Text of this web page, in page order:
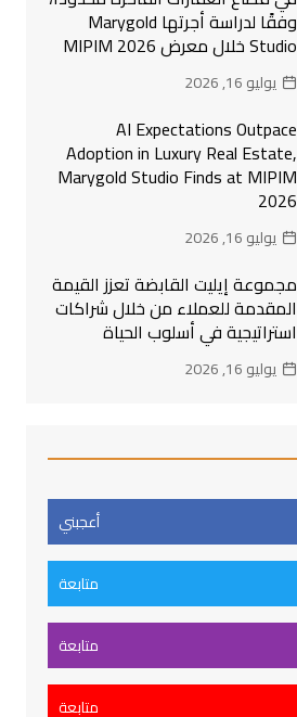
وفقًا لدراسة أجرتها Marygold
Studio خلال معرض MIPIM 2026
يوليو 16, 2026
AI Expectations Outpace
Adoption in Luxury Real Estate,
Marygold Studio Finds at MIPIM
2026
يوليو 16, 2026
مجموعة إيليت القابضة تعزز القيمة
المقدمة للعملاء من خلال شراكات
استراتيجية في أسلوب الحياة
يوليو 16, 2026
أعجبني
متابعة
متابعة
متابعة